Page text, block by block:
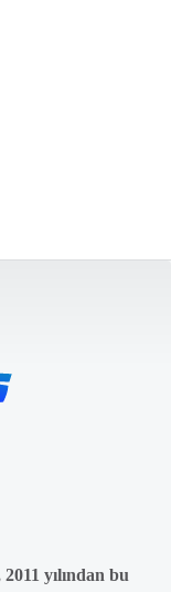
yılından bu